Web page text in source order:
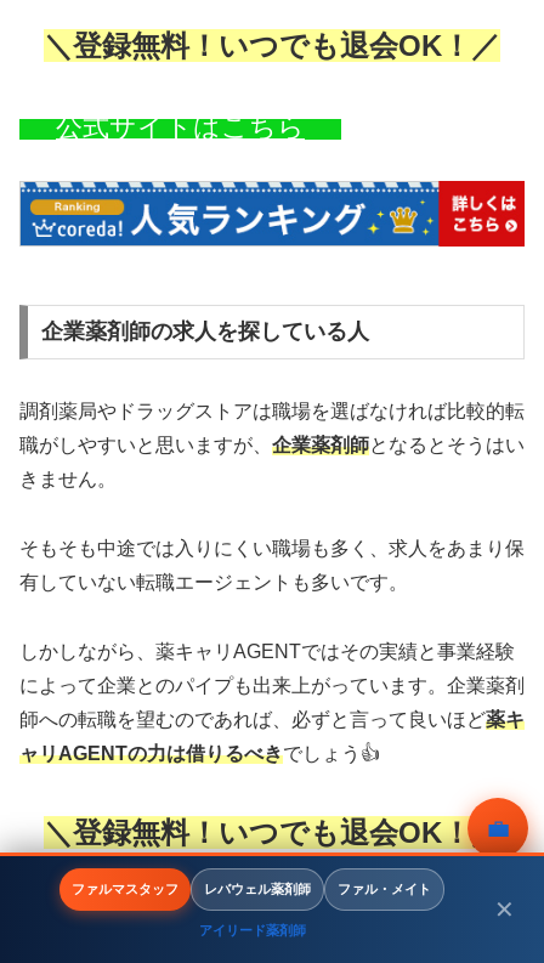
＼登録無料！いつでも退会OK！／
公式サイトはこちら
企業薬剤師の求人を探している人
調剤薬局やドラッグストアは職場を選ばなければ比較的転
職がしやすいと思いますが、 企業薬剤師となるとそうはい
きません。
そもそも中途では入りにくい職場も多く、求人をあまり保
有していない転職エージェントも多いです。
しかしながら、薬キャリAGENTではその実績と事業経験
によって企業とのパイプも出来上がっています。企業薬剤
師への転職を望むのであれば、必ずと言って良いほど薬キ
ャリAGENTの力は借りるべきでしょう👍
＼登録無料！いつでも退会OK！／
公式サイトはこちら
ファルマスタッフ レバウェル薬剤師 ファル・メイト
アイリード薬剤師
✕
💼